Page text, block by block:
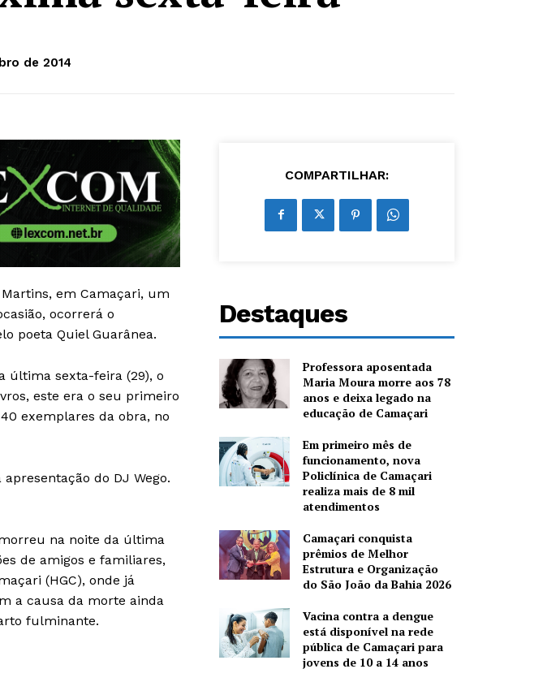
de 2014
em Camaçari, um
ocorrerá o
poeta Quiel Guarânea.
última sexta-feira (29), o
este era o seu primeiro
exemplares da obra, no
do DJ Wego.
na noite da última
de amigos e familiares,
(HGC), onde já
a causa da morte ainda
fulminante.
COMPARTILHAR:
Destaques
Professora aposentada
Maria Moura morre aos 78
anos e deixa legado na
educação de Camaçari
Em primeiro mês de
funcionamento, nova
Policlínica de Camaçari
realiza mais de 8 mil
atendimentos
Camaçari conquista
prêmios de Melhor
Estrutura e Organização
do São João da Bahia 2026
Vacina contra a dengue
está disponível na rede
pública de Camaçari para
jovens de 10 a 14 anos